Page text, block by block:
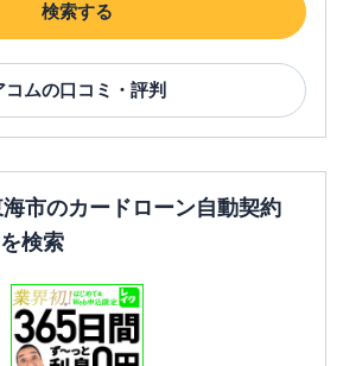
検索する
コムの口コミ・評判
市のカードローン自動契約
検索